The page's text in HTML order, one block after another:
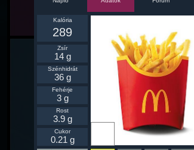
Kalória
289
Zsír
14 g
Szénhidrát
36 g
Fehérje
3 g
Rost
3.9 g
Cukor
0.21 g